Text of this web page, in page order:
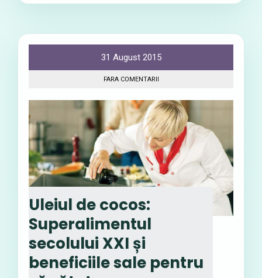
31 August 2015
FARA COMENTARII
Uleiul de cocos:
Superalimentul
secolului XXI și
beneficiile sale pentru